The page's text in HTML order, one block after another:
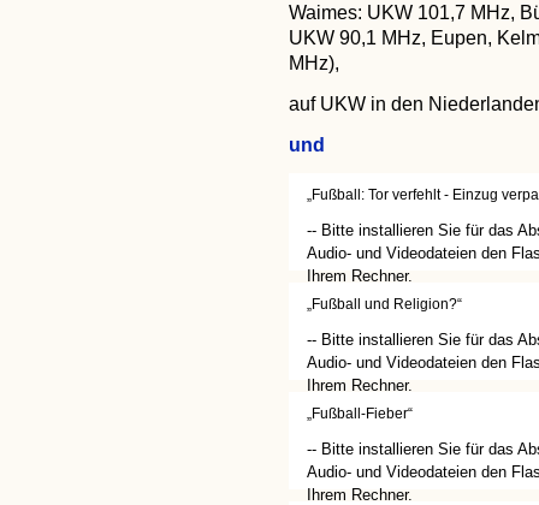
Waimes: UKW 101,7 MHz,
UKW 90,1 MHz, Eupen,
MHz),
auf UKW in den
und
„Fußball: Tor verfehlt - Einzug
-- Bitte installieren Sie für das
Audio- und Videodateien den
Ihrem Rechner.
(http://get.adobe.com/de/
„Fußball und Religion?“
-- Bitte installieren Sie für das
Audio- und Videodateien den
Ihrem Rechner.
(http://get.adobe.com/de/
„Fußball-Fieber“
-- Bitte installieren Sie für das
Audio- und Videodateien den
Ihrem Rechner.